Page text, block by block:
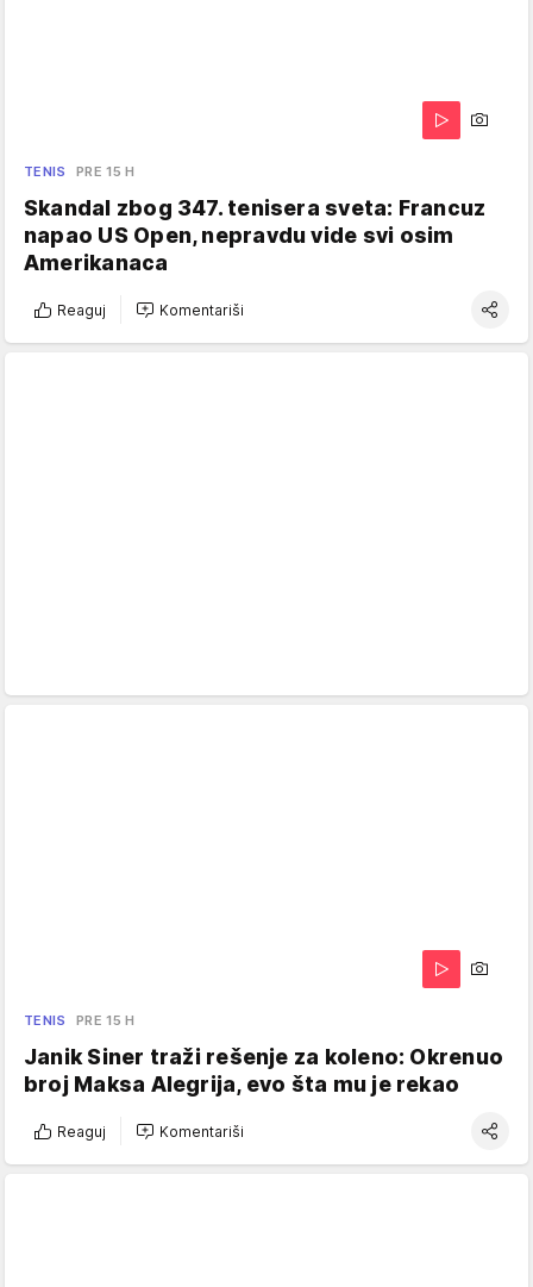
TENIS PRE 15 H
Skandal zbog 347. tenisera sveta: Francuz
napao US Open, nepravdu vide svi osim
Amerikanaca
Reaguj Komentariši
TENIS PRE 15 H
Janik Siner traži rešenje za koleno: Okrenuo
broj Maksa Alegrija, evo šta mu je rekao
Reaguj Komentariši